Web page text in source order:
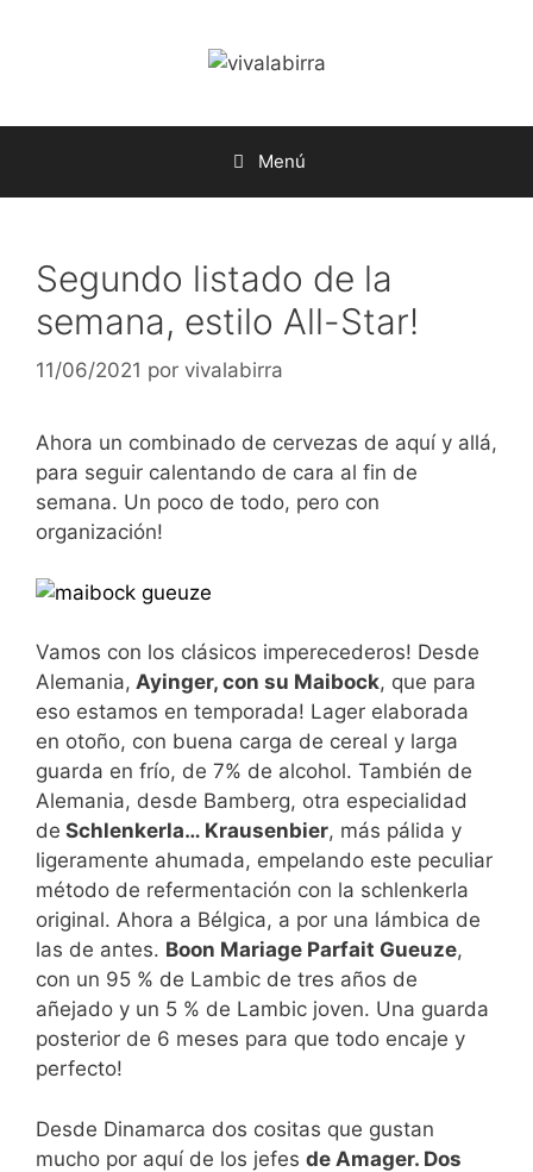
Menú
Segundo listado de la
semana, estilo All-Star!
11/06/2021 por vivalabirra
Ahora un combinado de cervezas de aquí y allá,
para seguir calentando de cara al fin de
semana. Un poco de todo, pero con
organización!
Vamos con los clásicos imperecederos! Desde
Alemania, Ayinger, con su Maibock, que para
eso estamos en temporada! Lager elaborada
en otoño, con buena carga de cereal y larga
guarda en frío, de 7% de alcohol. También de
Alemania, desde Bamberg, otra especialidad
de Schlenkerla… Krausenbier, más pálida y
ligeramente ahumada, empelando este peculiar
método de refermentación con la schlenkerla
original. Ahora a Bélgica, a por una lámbica de
las de antes. Boon Mariage Parfait Gueuze,
con un 95 % de Lambic de tres años de
añejado y un 5 % de Lambic joven. Una guarda
posterior de 6 meses para que todo encaje y
perfecto!
Desde Dinamarca dos cositas que gustan
mucho por aquí de los jefes de Amager. Dos